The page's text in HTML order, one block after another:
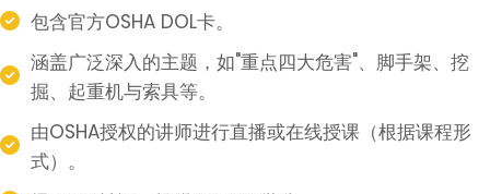
包含官方OSHA DOL卡。
涵盖广泛深入的主题，如"重点四大危害"、脚手架、挖
掘、起重机与索具等。
由OSHA授权的讲师进行直播或在线授课（根据课程形
式）。